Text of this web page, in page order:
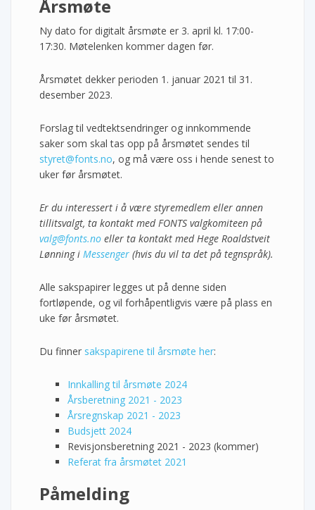
Årsmøte
Ny dato for digitalt årsmøte er 3. april kl. 17:00-
17:30. Møtelenken kommer dagen før.
Årsmøtet dekker perioden 1. januar 2021 til 31.
desember 2023.
Forslag til vedtektsendringer og innkommende
saker som skal tas opp på årsmøtet sendes til
styret@fonts.no, og må være oss i hende senest to
uker før årsmøtet.
Er du interessert i å være styremedlem eller annen
tillitsvalgt, ta kontakt med FONTS valgkomiteen på
valg@fonts.no eller ta kontakt med Hege Roaldstveit
Lønning i Messenger (hvis du vil ta det på tegnspråk).
Alle sakspapirer legges ut på denne siden
fortløpende, og vil forhåpentligvis være på plass en
uke før årsmøtet.
Du finner sakspapirene til årsmøte her:
Innkalling til årsmøte 2024
Årsberetning 2021 - 2023
Årsregnskap 2021 - 2023
Budsjett 2024
Revisjonsberetning 2021 - 2023 (kommer)
Referat fra årsmøtet 2021
Påmelding